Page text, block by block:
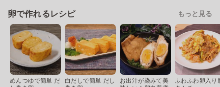
卵で作れるレシピ もっと見る
めんつゆで簡単 だ
白だしで簡単 だし
お出汁が染みて美
ふわふわ卵入り